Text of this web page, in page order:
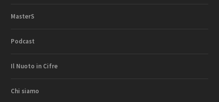
MasterS
Podcast
Il Nuoto in Cifre
Chi siamo